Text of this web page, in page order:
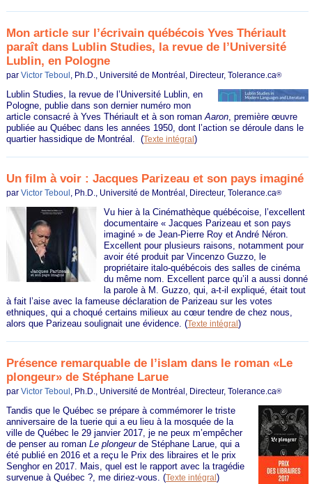
Mon article sur l’écrivain québécois Yves Thériault
paraît dans Lublin Studies, la revue de l’Université
Lublin, en Pologne
parVictor Teboul , Ph.D., Université de Montréal, Directeur, Tolerance.ca®
Lublin Studies, la revue de l’Université Lublin, en
Pologne, publie dans son dernier numéro mon
article consacré à Yves Thériault et à son romanAaron, première œuvre
publiée au Québec dans les années 1950, dont l’action se déroule dans le
quartier hassidique de Montréal.(Texte intégral )
Un film à voir : Jacques Parizeau et son pays imaginé
parVictor Teboul , Ph.D., Université de Montréal, Directeur, Tolerance.ca®
Vu hier à la Cinémathèque québécoise, l’excellent
documentaire « Jacques Parizeau et son pays
imaginé » de Jean-Pierre Roy et André Néron.
Excellent pour plusieurs raisons, notamment pour
avoir été produit par Vincenzo Guzzo, le
propriétaire italo-québécois des salles de cinéma
du même nom. Excellent parce qu’il a aussi donné
la parole à M. Guzzo, qui, a-t-il expliqué, était tout
à fait l’aise avec la fameuse déclaration de Parizeau sur les votes
ethniques, qui a choqué certains milieux au cœur tendre de chez nous,
alors que Parizeau soulignait une évidence.(Texte intégral )
Présence remarquable de l’islam dans le roman «Le
plongeur» de Stéphane Larue
parVictor Teboul , Ph.D., Université de Montréal, Directeur, Tolerance.ca®
Tandis que le Québec se prépare à commémorer le triste
anniversaire de la tuerie qui a eu lieu à la mosquée de la
ville de Québec le 29 janvier 2017, je ne peux m’empêcher
de penser au romanLe plongeurde Stéphane Larue, qui a
été publié en 2016 et a reçu le Prix des libraires et le prix
Senghor en 2017. Mais, quel est le rapport avec la tragédie
survenue à Québec ?, me diriez-vous.(Texte intégral )